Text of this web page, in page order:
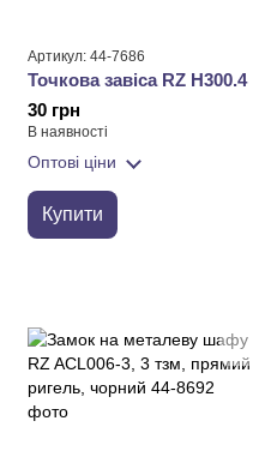
Артикул: 44-7686
Точкова завіса RZ H300.4
30 грн
В наявності
Оптові ціни
Купити